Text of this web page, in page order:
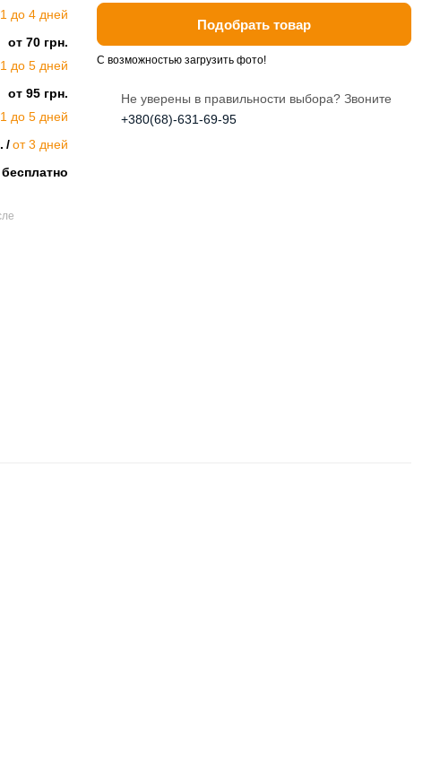
до 4 дней
от 70 грн.
до 5 дней
от 95 грн.
до 5 дней
от 3 дней
бесплатно
Подобрать товар
С возможностью загрузить фото!
Не уверены в правильности выбора? Звоните
+380(68)-631-69-95